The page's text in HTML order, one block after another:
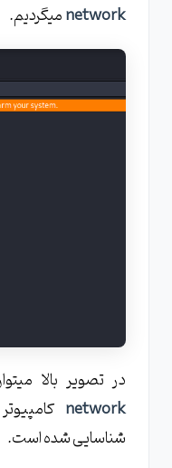
network میگردیم.
در تصویر بالا
network
شناسایی شده است.